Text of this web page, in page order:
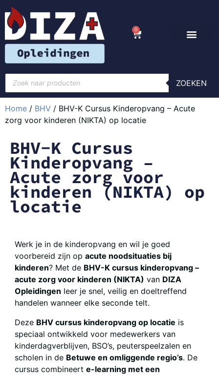
0
ZOEKEN
Home / BHV / BHV-K Cursus Kinderopvang – Acute
zorg voor kinderen (NIKTA) op locatie
BHV-K Cursus
Kinderopvang –
Acute zorg voor
kinderen (NIKTA) op
locatie
Werk je in de kinderopvang en wil je goed
voorbereid zijn op acute noodsituaties bij
kinderen? Met de BHV-K cursus kinderopvang –
acute zorg voor kinderen (NIKTA) van DIZA
Opleidingen leer je snel, veilig en doeltreffend
handelen wanneer elke seconde telt.
Deze BHV cursus kinderopvang op locatie is
speciaal ontwikkeld voor medewerkers van
kinderdagverblijven, BSO’s, peuterspeelzalen en
scholen in de Betuwe en omliggende regio’s. De
cursus combineert e-learning met een